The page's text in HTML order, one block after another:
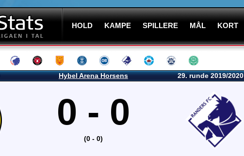
HOLD KAMPE SPILLERE MÅL KORT
Hybel Arena Horsens 29. runde 2019/2020
0 - 0
(0 - 0)